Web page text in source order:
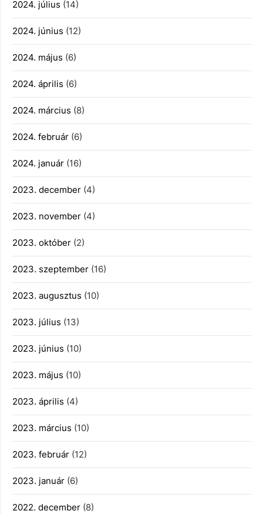
2024. július (14)
2024. június (12)
2024. május (6)
2024. április (6)
2024. március (8)
2024. február (6)
2024. január (16)
2023. december (4)
2023. november (4)
2023. október (2)
2023. szeptember (16)
2023. augusztus (10)
2023. július (13)
2023. június (10)
2023. május (10)
2023. április (4)
2023. március (10)
2023. február (12)
2023. január (6)
2022. december (8)